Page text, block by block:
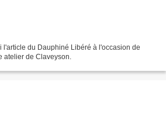
l'article du Dauphiné Libéré à l'occasion de
atelier de Claveyson.